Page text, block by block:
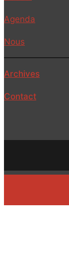
Agenda
Nous
Archives
Contact